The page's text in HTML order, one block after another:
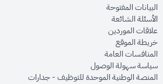
البيانات المفتوحةopens in new window
الأسئلة الشائعةopens in new window
علاقات الموردينopens in new window
خريطة الموقعopens in new window
المنافسات العامةopens in new window
سياسة سهولة الوصولopens in new window
المنصة الوطنية الموحدة للتوظيف - جداراتwindow